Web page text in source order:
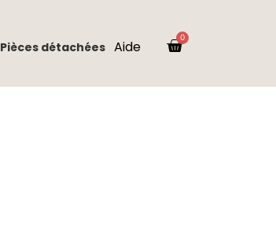
Pièces détachées Aide